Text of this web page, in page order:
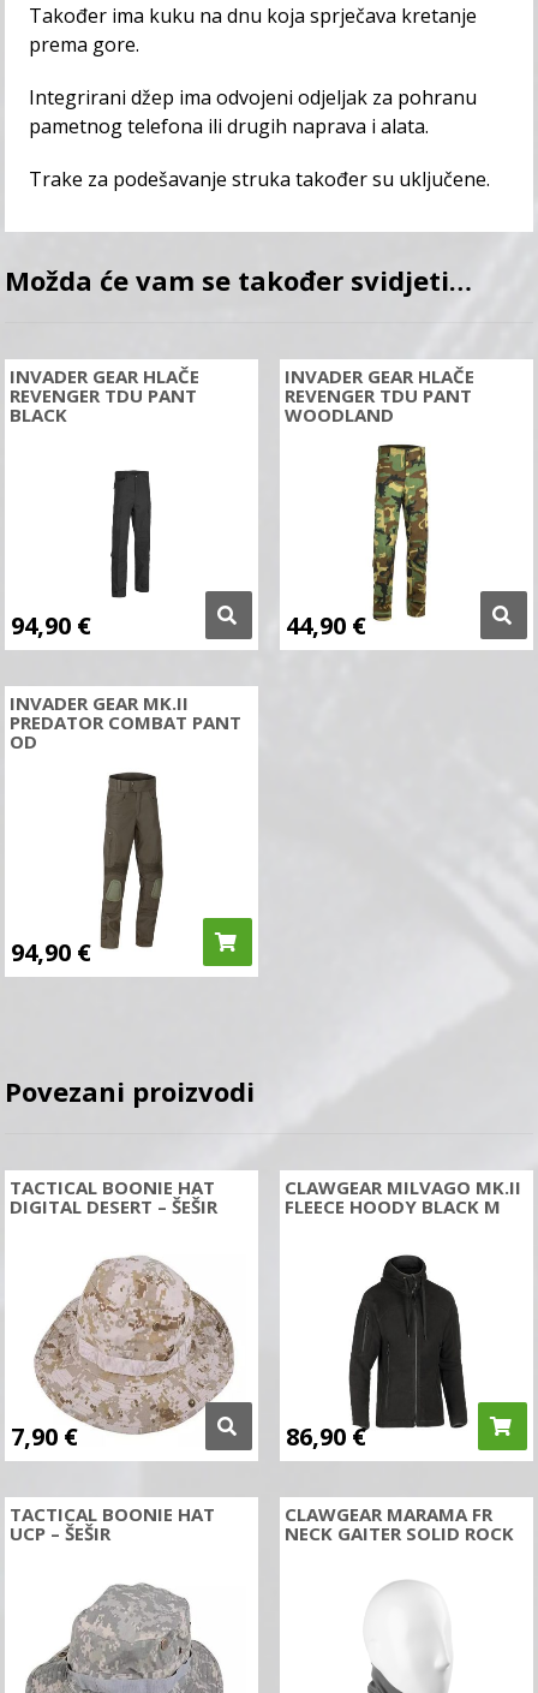
Također ima kuku na dnu koja sprječava kretanje
prema gore.
Integrirani džep ima odvojeni odjeljak za pohranu
pametnog telefona ili drugih naprava i alata.
Trake za podešavanje struka također su uključene.
Možda će vam se također svidjeti…
INVADER GEAR HLAČE
REVENGER TDU PANT
BLACK
94,90 €
INVADER GEAR HLAČE
REVENGER TDU PANT
WOODLAND
44,90 €
INVADER GEAR MK.II
PREDATOR COMBAT PANT
OD
94,90 €
Povezani proizvodi
TACTICAL BOONIE HAT
DIGITAL DESERT – ŠEŠIR
7,90 €
CLAWGEAR MILVAGO MK.II
FLEECE HOODY BLACK M
86,90€
TACTICAL BOONIE HAT
UCP – ŠEŠIR
CLAWGEAR MARAMA FR
NECK GAITER SOLID ROCK